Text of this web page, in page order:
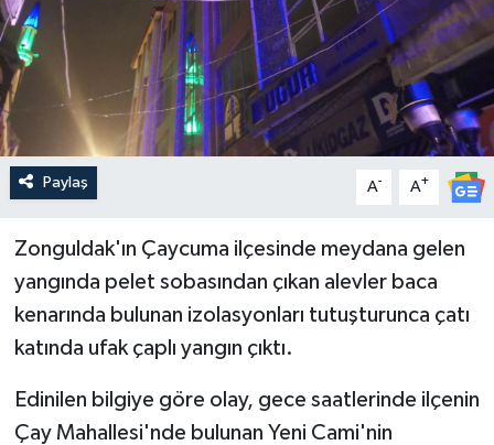
Paylaş A- A+
Zonguldak'ın Çaycuma ilçesinde meydana gelen
yangında pelet sobasından çıkan alevler baca
kenarında bulunan izolasyonları tutuşturunca çatı
katında ufak çaplı yangın çıktı.
Edinilen bilgiye göre olay, gece saatlerinde ilçenin
Çay Mahallesi'nde bulunan Yeni Cami'nin
Spor
Tarım
Turizm
Yaşam
DÜNYA
YEREL